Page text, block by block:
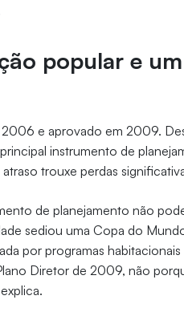
popular e
e aprovado em 2009.
instrumento de
trouxe perdas
de planejamento não
sediou uma Copa do
por programas
Diretor de 2009, não